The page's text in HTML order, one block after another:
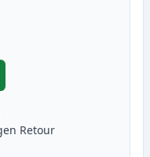
Brother TN3480 &
Retour